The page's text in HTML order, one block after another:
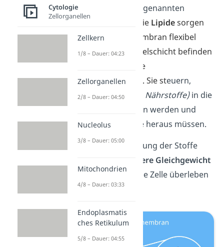
Fettsäuren. Den sogenannten
Die Lipidesorgen
dafür, dass die Membran flexibel
bleibt. In der Doppelschicht befinden
sich kleine Tore, die
Membranproteine . Siesteuern,
welche Stoffe (z. B. Nährstoffe)in die
Zelle hineingelassen werden und
welche Abfallstoffe heraus müssen.
Die gezielte Steuerung der Stoffe
innere Gleichgewicht
der Zelle, sodass die Zelle überleben
kann.
Cytologie
Zellorganellen
Zellkern
1/8 – Dauer: 04:23
Zellorganellen
2/8 – Dauer: 04:50
Nucleolus
3/8 – Dauer: 05:00
Mitochondrien
4/8 – Dauer: 03:33
Endoplasmatis
ches Retikulum
5/8 – Dauer: 04:55